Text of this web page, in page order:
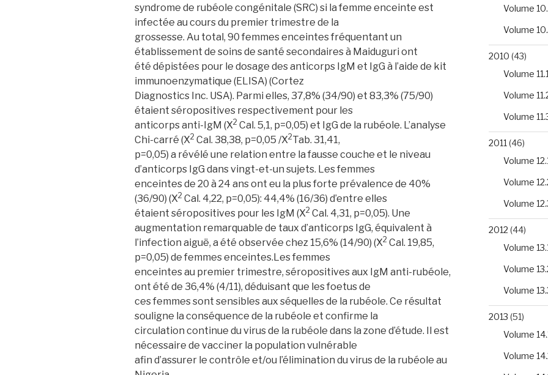
syndrome de rubéole congénitale (SRC) si la femme enceinte est
infectée au cours du premier trimestre de la
grossesse. Au total, 90 femmes enceintes fréquentant un
établissement de soins de santé secondaires à Maiduguri ont
été dépistées pour le dosage des anticorps IgM et IgG à l’aide de kit
immunoenzymatique (ELISA) (Cortez
Diagnostics Inc. USA). Parmi elles, 37,8% (34/90) et 83,3% (75/90)
étaient séropositives respectivement pour les
anticorps anti-IgM (X2 Cal. 5,1, p=0,05) et IgG de la rubéole. L’analyse
Chi-carré (X2 Cal. 38,38, p=0,05 /X2Tab. 31,41,
p=0,05) a révélé une relation entre la fausse couche et le niveau
d’anticorps IgG dans vingt-et-un sujets. Les femmes
enceintes de 20 à 24 ans ont eu la plus forte prévalence de 40%
(36/90) (X2 Cal. 4,22, p=0,05): 44,4% (16/36) d’entre elles
étaient séropositives pour les IgM (X2 Cal. 4,31, p=0,05). Une
augmentation remarquable de taux d’anticorps IgG, équivalent à
l’infection aiguë, a été observée chez 15,6% (14/90) (X2 Cal. 19,85,
p=0,05) de femmes enceintes.Les femmes
enceintes au premier trimestre, séropositives aux IgM anti-rubéole,
ont été de 36,4% (4/11), déduisant que les foetus de
ces femmes sont sensibles aux séquelles de la rubéole. Ce résultat
souligne la conséquence de la rubéole et confirme la
circulation continue du virus de la rubéole dans la zone d’étude. Il est
nécessaire de vacciner la population vulnérable
afin d’assurer le contrôle et/ou l’élimination du virus de la rubéole au
Volume
Volume
2010 (43)
Volume 11.1
Volume
Volume
2011 (46)
Volume
Volume
Volume
2012 (44)
Volume
Volume
Volume
2013 (51)
Volume
Volume